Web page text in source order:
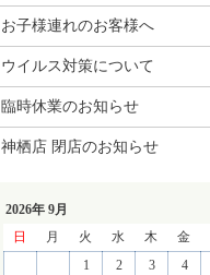
お子様連れのお客様へ
ウイルス対策について
臨時休業のお知らせ
神栖店 閉店のお知らせ
2026年 9月
日
月 火 水 木 金
1
2 3 4